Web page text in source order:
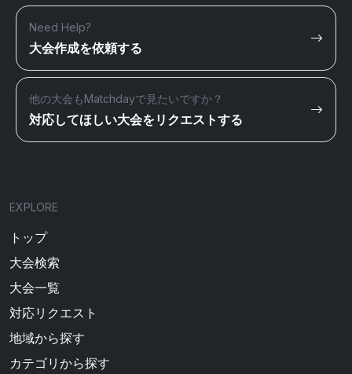
Need Help?
大会作成を依頼する
他の大会もMatchdayで見たいですか？
対応してほしい大会をリクエストする
EXPLORE
トップ
大会検索
大会一覧
対応リクエスト
地域から探す
カテゴリから探す